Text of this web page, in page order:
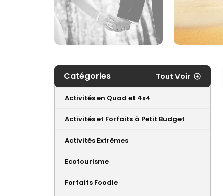
Catégories Tout Voir
Activités en Quad et 4x4
Activités et Forfaits à Petit Budget
Activités Extrêmes
Ecotourisme
Forfaits Foodie